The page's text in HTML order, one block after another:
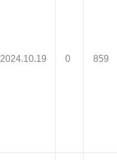
2024.10.19 0 859